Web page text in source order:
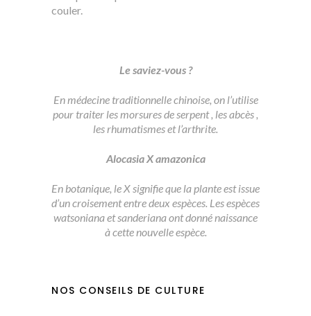
couler.
Le saviez-vous ?
En médecine traditionnelle chinoise, on l’utilise
pour traiter les morsures de serpent , les abcès ,
les rhumatismes et l’arthrite.
Alocasia X amazonica
En botanique, le X signifie que la plante est issue
d’un croisement entre deux espèces. Les espèces
watsoniana et sanderiana ont donné naissance
à cette nouvelle espèce.
NOS CONSEILS DE CULTURE